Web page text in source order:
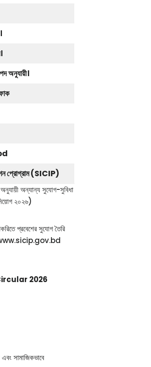
অনুযায়ী।
প্রোগ্রাম (SICIP)
অনুযায়ী অন্যান্য সুযোগ-সুবিধা
২০২৬)
প্রবেশের সুযোগ তৈরি
জন্য www.sicip.gov.bd
Circular 2026
সামাজিকভাবে